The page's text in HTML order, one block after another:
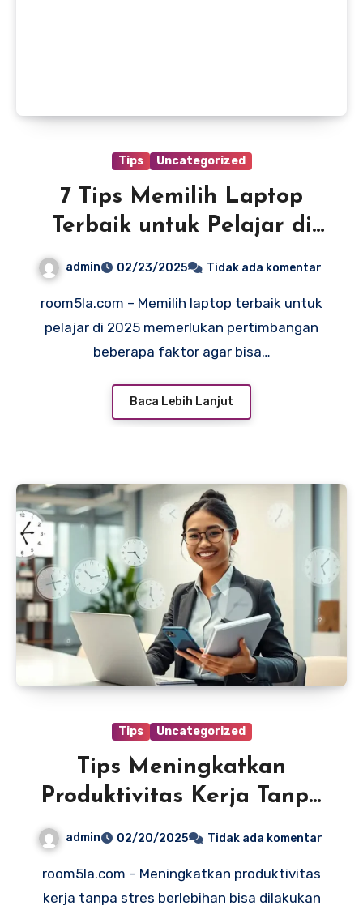
Tips Uncategorized
7 Tips Memilih Laptop
Terbaik untuk Pelajar di
admin 02/23/2025 Tidak ada komentar
room5la.com – Memilih laptop terbaik untuk
pelajar di 2025 memerlukan pertimbangan
beberapa faktor agar bisa…
Baca Lebih Lanjut
Tips Uncategorized
Tips Meningkatkan
Produktivitas Kerja Tanpa
admin 02/20/2025 Tidak ada komentar
room5la.com – Meningkatkan produktivitas
kerja tanpa stres berlebihan bisa dilakukan